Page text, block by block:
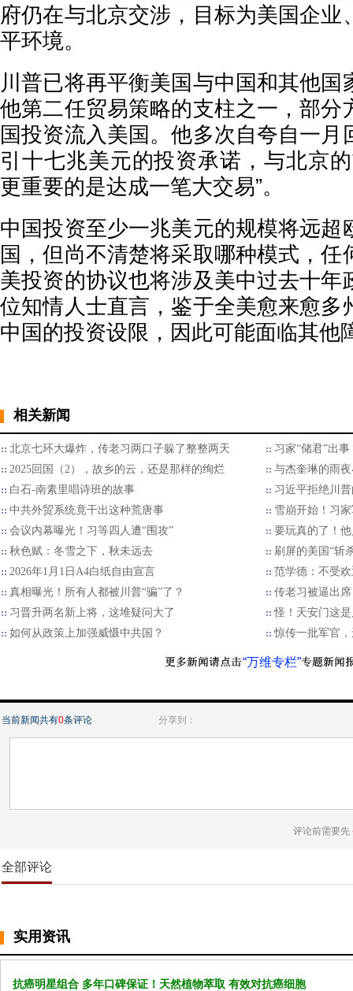
府仍在与北京交涉，目标为美国企业
平环境。
川普已将再平衡美国与中国和其他国
他第二任贸易策略的支柱之一，部分
国投资流入美国。他多次自夸自一月
引十七兆美元的投资承诺，与北京
更重要的是达成一笔大交易”。
中国投资至少一兆美元的规模将远超
国，但尚不清楚将采取哪种模式，任
美投资的协议也将涉及美中过去十年
位知情人士直言，鉴于全美愈来愈多
中国的投资设限，因此可能面临其他
相关新闻
北京七环大爆炸，传老习两口子躲了整整两天
习家“储君”出
2025回国（2），故乡的云，还是那样的绚烂
与杰奎琳的雨
白石-南素里唱诗班的故事
习近平拒绝川普
中共外贸系统竟干出这种荒唐事
雪崩开始！习
会议内幕曝光！习等四人遭“围攻”
要玩真的了！
秋色赋：冬雪之下，秋未远去
刷屏的美国“斩
2026年1月1日A4白纸自由宣言
范学德：不受
真相曝光！所有人都被川普“骗”了？
传老习被逼出
习晋升两名新上将，这堆疑问大了
怪！天安门这
如何从政策上加强威慑中共国？
惊传一批军官
“万维专栏”
当前新闻共有0条评论 分享到：
评论前需要先
全部评论
实用资讯
抗癌明星组合 多年口碑保证！天然植物萃取 有效对抗癌细胞